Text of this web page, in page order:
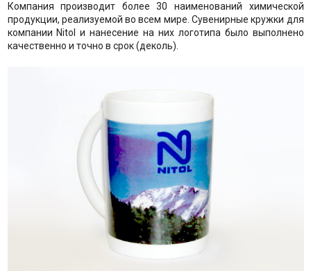
Компания производит более 30 наименований химической
продукции, реализуемой во всем мире. Сувенирные кружки для
компании Nitol и нанесение на них логотипа было выполнено
качественно и точно в срок (деколь).